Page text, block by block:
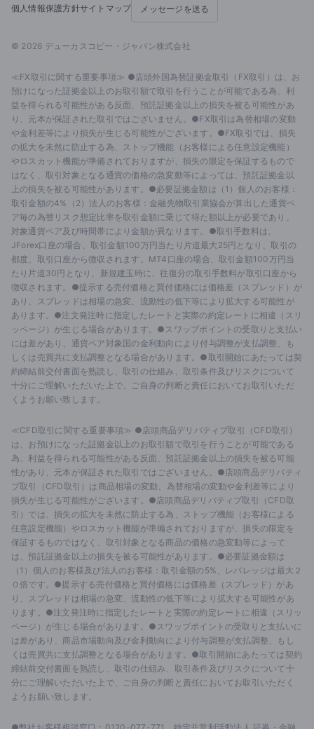
個人情報保護方針サイトマップ メッセージを送る
© 2026 デューカスコピー・ジャパン株式会社
≪FX取引に関する重要事項≫ ●店頭外国為替証拠金取引（FX取引）は、お
預けになった証拠金以上のお取引額で取引を行うことが可能である為、利
益を得られる可能性がある反面、預託証拠金以上の損失を被る可能性があ
り、元本が保証された取引ではございません。●FX取引は為替相場の変動
や金利差等により損失が生じる可能性がございます。●FX取引では、損失
の拡大を未然に防止する為、ストップ機能（お客様による任意設定機能）
やロスカット機能が準備されておりますが、損失の限定を保証するもので
はなく、取引対象となる通貨の価格の急変動等によっては、預託証拠金以
上の損失を被る可能性があります。●必要証拠金額は（1）個人のお客様：
取引金額の4%（2）法人のお客様：金融先物取引業協会が算出した通貨ペ
ア毎の為替リスク想定比率を取引金額に乗じて得た額以上が必要であり、
対象通貨ペア及び時間帯により金額が異なります。●取引手数料は、
JForex口座の場合、取引金額100万円当たり片道最大25円となり、取引の
都度、取引口座から徴収されます。MT4口座の場合、取引金額100万円当
たり片道30円となり、新規建玉時に、往復分の取引手数料が取引口座から
徴収されます。●提示する売付価格と買付価格には価格差（スプレッド）が
あり、スプレッドは相場の急変、流動性の低下等により拡大する可能性が
あります。●注文発注時に指定したレートと実際の約定レートに相違（スリ
ッページ）が生じる場合があります。●スワップポイントの受取りと支払い
には差があり、通貨ペア対象国の金利動向により付与調整が支払調整、も
しくは売買共に支払調整となる場合があります。●取引開始にあたっては契
約締結前交付書面を熟読し、取引の仕組み、取引条件及びリスクについて
十分にご理解いただいた上で、ご自身の判断と責任においてお取引いただ
くようお願い致します。
≪CFD取引に関する重要事項≫ ●店頭商品デリバティブ取引（CFD取引）
は、お預けになった証拠金以上のお取引額で取引を行うことが可能である
為、利益を得られる可能性がある反面、預託証拠金以上の損失を被る可能
性があり、元本が保証された取引ではございません。●店頭商品デリバティ
ブ取引（CFD取引）は商品相場の変動、為替相場の変動や金利差等により
損失が生じる可能性がございます。●店頭商品デリバティブ取引（CFD取
引）では、損失の拡大を未然に防止する為、ストップ機能（お客様による
任意設定機能）やロスカット機能が準備されておりますが、損失の限定を
保証するものではなく、取引対象となる商品の価格の急変動等によって
は、預託証拠金以上の損失を被る可能性があります。●必要証拠金額は
（1）個人のお客様及び法人のお客様：取引金額の5%、レバレッジは最大２
０倍です。●提示する売付価格と買付価格には価格差（スプレッド）があ
り、スプレッドは相場の急変、流動性の低下等により拡大する可能性があ
ります。●注文発注時に指定したレートと実際の約定レートに相違（スリッ
ページ）が生じる場合があります。●スワップポイントの受取りと支払いに
は差があり、商品市場動向及び金利動向により付与調整が支払調整、もし
くは売買共に支払調整となる場合があります。●取引開始にあたっては契約
締結前交付書面を熟読し、取引の仕組み、取引条件及びリスクについて十
分にご理解いただいた上で、ご自身の判断と責任においてお取引いただく
ようお願い致します。